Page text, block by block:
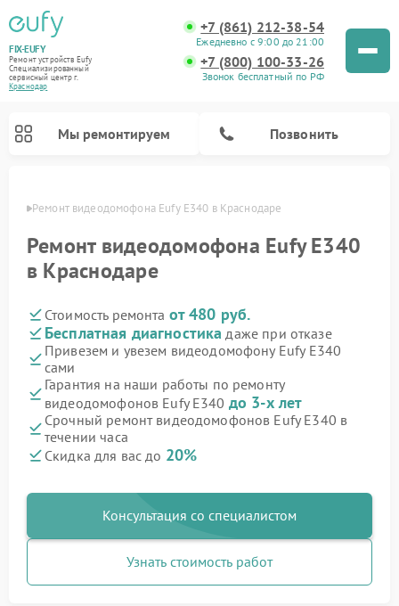
FIX-EUFY
Ремонт устройств Eufy
Специализированный
cервисный центр г.
Краснодар
+7 (861) 212-38-54
Ежедневно с 9:00 до 21:00
+7 (800) 100-33-26
Звонок бесплатный по РФ
Мы ремонтируем Позвонить
Ремонт видеодомофона Eufy E340 в Краснодаре
Ремонт видеодомофона Eufy E340
в Краснодаре
Стоимость ремонта от 480 руб.
Бесплатная диагностика даже при отказе
Привезем и увезем видеодомофону Eufy E340
сами
Гарантия на наши работы по ремонту
видеодомофонов Eufy E340 до 3-х лет
Срочный ремонт видеодомофонов Eufy E340 в
течении часа
Скидка для вас до 20%
Консультация со специалистом
Узнать стоимость работ